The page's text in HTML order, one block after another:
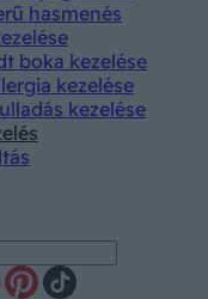
hasmenés
boka kezelése
kezelése
kezelése